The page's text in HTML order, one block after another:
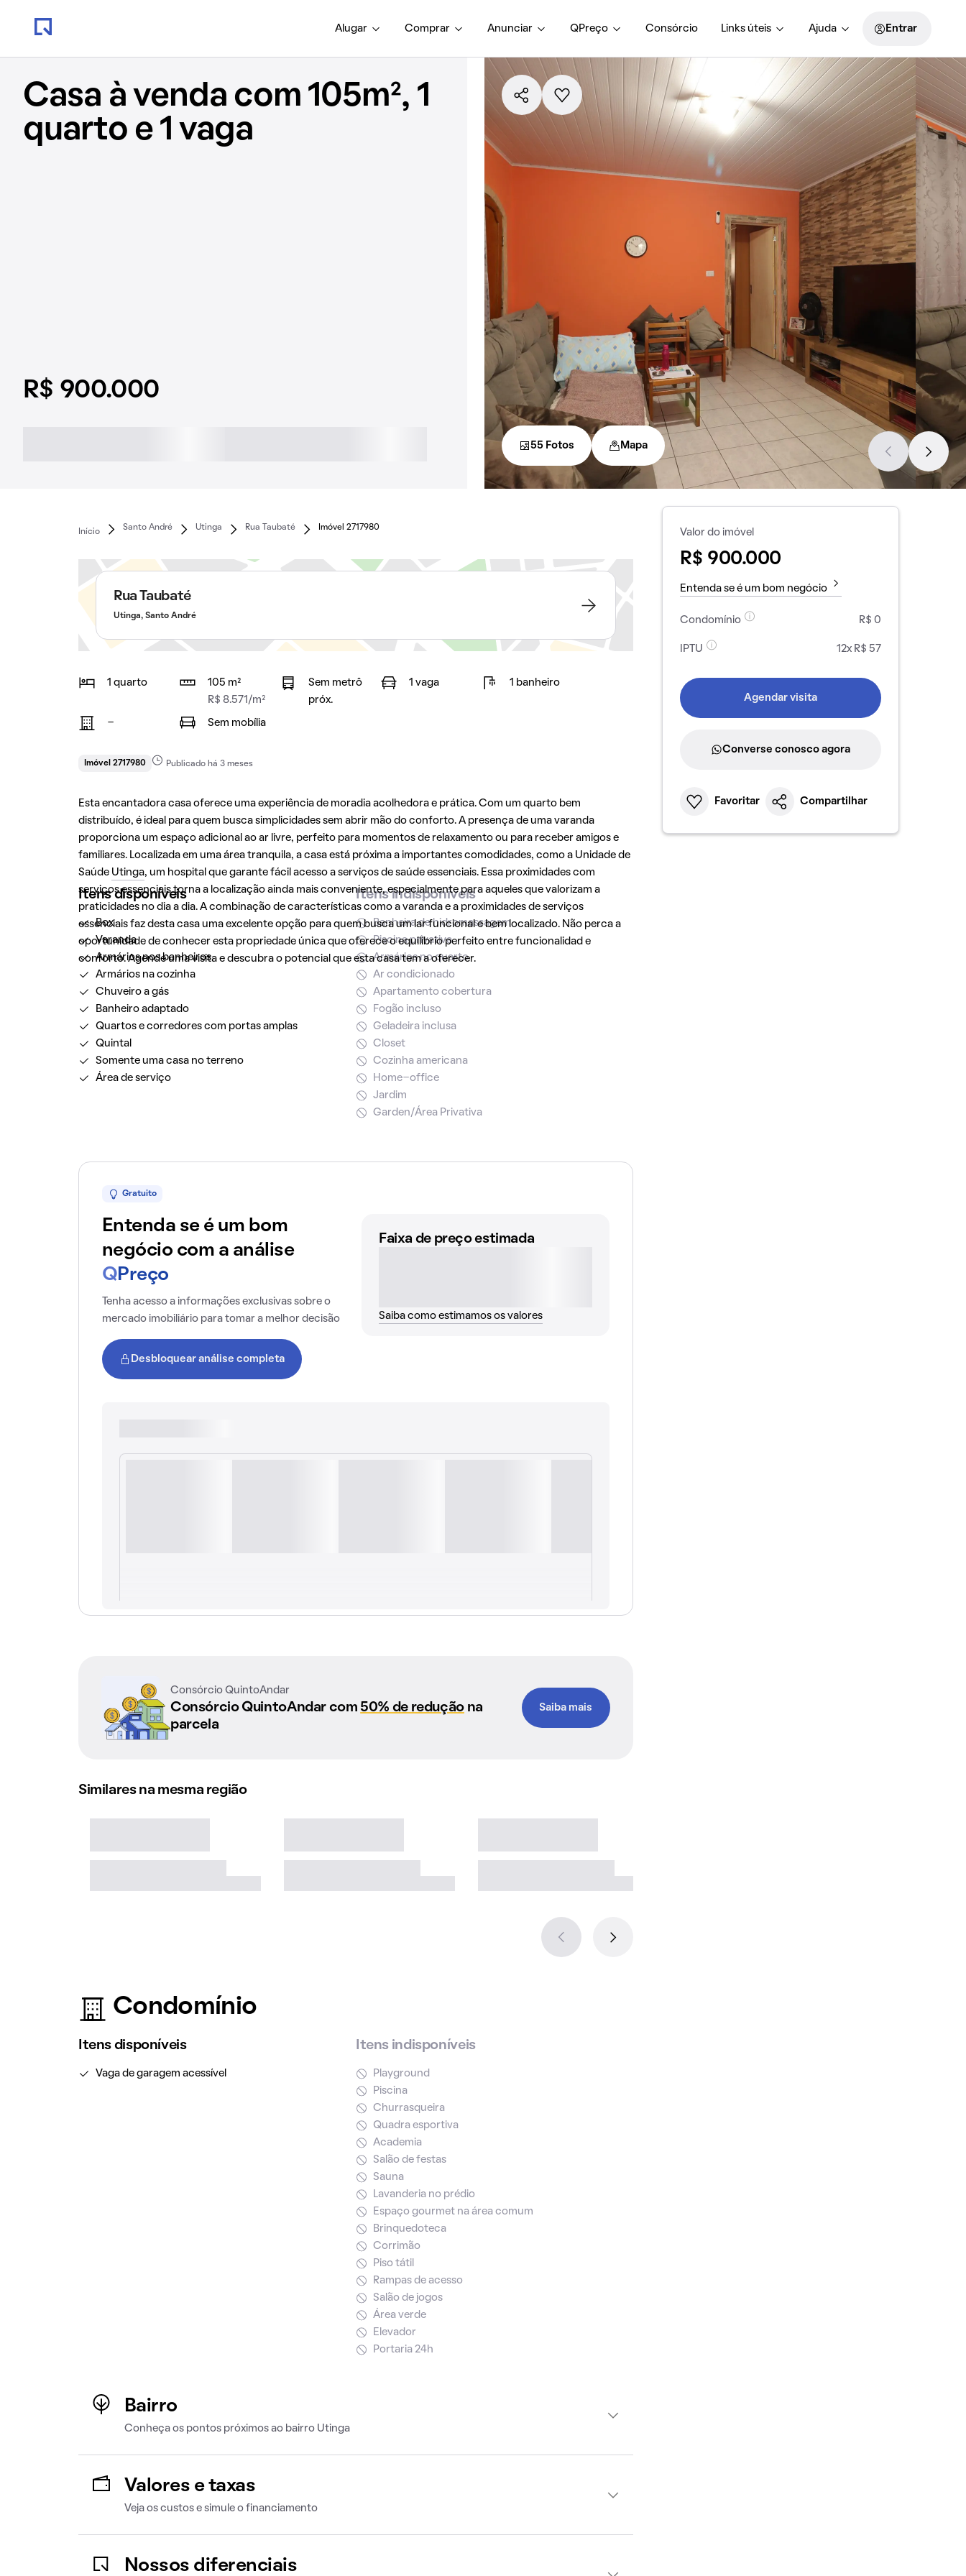
Alugar Comprar Anunciar QPreço Consórcio Links úteis Ajuda Entrar
Casa à venda com 105m², 1
quarto e 1 vaga
R$ 900.000
55 Fotos Mapa
Início
Santo André Utinga Rua Taubaté Imóvel 2717980
Rua Taubaté
Utinga, Santo André
1 quarto
105 m²
R$ 8.571/m²
Sem metrô
próx.
1 vaga 1 banheiro
- Sem mobília
Imóvel 2717980 Publicado há 3 meses
Esta encantadora casa oferece uma experiência de moradia acolhedora e prática. Com um quarto bem
distribuído, é ideal para quem busca simplicidades sem abrir mão do conforto. A presença de uma varanda
proporciona um espaço adicional ao ar livre, perfeito para momentos de relaxamento ou para receber amigos e
familiares. Localizada em uma área tranquila, a casa está próxima a importantes comodidades, como a Unidade de
Saúde Utinga, um hospital que garante fácil acesso a serviços de saúde essenciais. Essa proximidades com
serviços essenciais torna a localização ainda mais conveniente, especialmente para aqueles que valorizam a
praticidades no dia a dia. A combinação de características como a varanda e a proximidades de serviços
essenciais faz desta casa uma excelente opção para quem busca um lar funcional e bem localizado. Não perca a
oportunidade de conhecer esta propriedade única que oferece o equilíbrio perfeito entre funcionalidad e
conforto. Agende uma visita e descubra o potencial que esta casa tem a oferecer.
Itens disponíveis
Box
Varanda
Armários nos banheiros
Armários na cozinha
Chuveiro a gás
Banheiro adaptado
Quartos e corredores com portas amplas
Quintal
Somente uma casa no terreno
Área de serviço
Itens indisponíveis
Banheira de hidromassagem
Piscina privativa
Armários no quarto
Ar condicionado
Apartamento cobertura
Fogão incluso
Geladeira inclusa
Closet
Cozinha americana
Home-office
Jardim
Garden/Área Privativa
Gratuito
Entenda se é um bom
negócio com a análise
Q Preço
Tenha acesso a informações exclusivas sobre o
mercado imobiliário para tomar a melhor decisão
Desbloquear análise completa
Faixa de preço estimada
Saiba como estimamos os valores
Consórcio QuintoAndar
Consórcio QuintoAndar com 50% de reduçãona
parcela
Saiba mais
Similares na mesma região
Condomínio
Itens disponíveis
Vaga de garagem acessível
Itens indisponíveis
Playground
Piscina
Churrasqueira
Quadra esportiva
Academia
Salão de festas
Sauna
Lavanderia no prédio
Espaço gourmet na área comum
Brinquedoteca
Corrimão
Piso tátil
Rampas de acesso
Salão de jogos
Área verde
Elevador
Portaria 24h
Bairro
Conheça os pontos próximos ao bairro Utinga
Valores e taxas
Veja os custos e simule o financiamento
Nossos diferenciais
Valor do imóvel
R$ 900.000
Entenda se é um bom negócio
Condomínio R$ 0
IPTU 12x R$ 57
Agendar visita
Converse conosco agora
Favoritar Compartilhar